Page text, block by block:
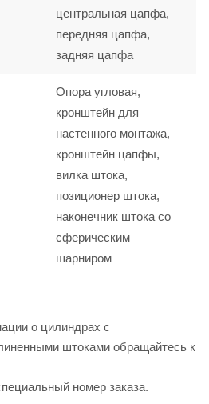
центральная цапфа,
передняя цапфа,
задняя цапфа
Опора угловая,
кронштейн для
настенного монтажа,
кронштейн цапфы,
вилка штока,
позиционер штока,
наконечник штока со
сферическим
шарниром
о цилиндрах с
штоками обращайтесь к
номер заказа.